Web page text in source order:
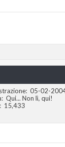
05-02-
Qui... Non lì, qui!
15,433